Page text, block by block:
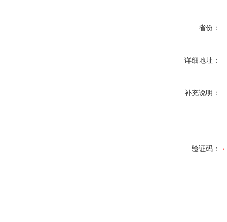
省份：
详细地址：
补充说明：
验证码：